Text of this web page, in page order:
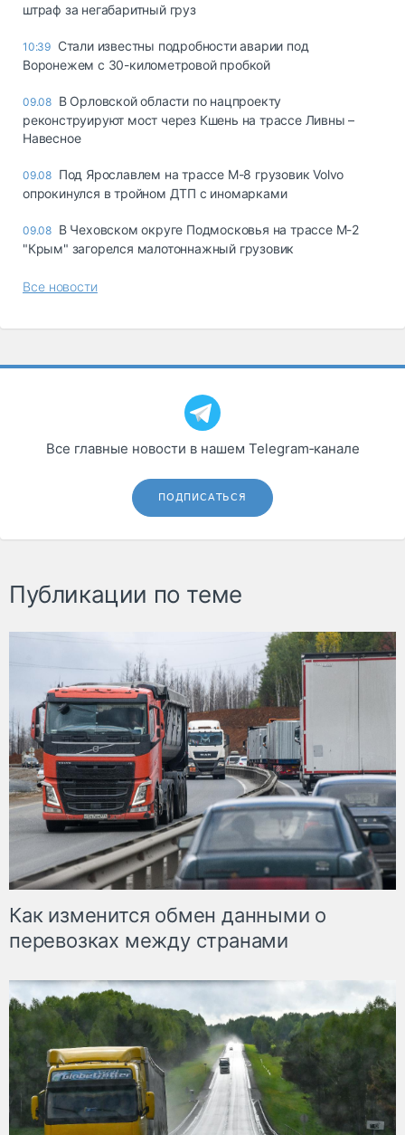
штраф за негабаритный груз
10:39 Стали известны подробности аварии под
Воронежем с 30-километровой пробкой
09.08 В Орловской области по нацпроекту
реконструируют мост через Кшень на трассе Ливны –
Навесное
09.08 Под Ярославлем на трассе М-8 грузовик Volvo
опрокинулся в тройном ДТП с иномарками
09.08 В Чеховском округе Подмосковья на трассе М-2
"Крым" загорелся малотоннажный грузовик
Все новости
Все главные новости в нашем Telegram‑канале
ПОДПИСАТЬСЯ
Публикации по теме
Как изменится обмен данными о
перевозках между странами